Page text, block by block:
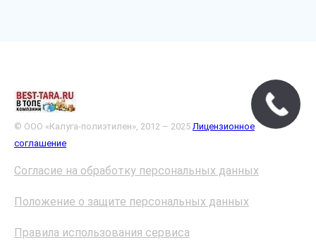
© ООО «Калуга-полиэтилен», 2012 – 2025 Лицензионное
соглашение
Согласие на обработку персональных данных
Положение о защите персональных данных
Правила использования сервиса